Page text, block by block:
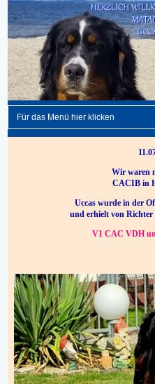
Wir waren
CACIB in
Uccas wurde in der
und erhielt von
V1 CAC VDH